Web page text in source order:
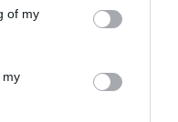
of my
my
της
τον οποίο την
ενημέρωσης στο